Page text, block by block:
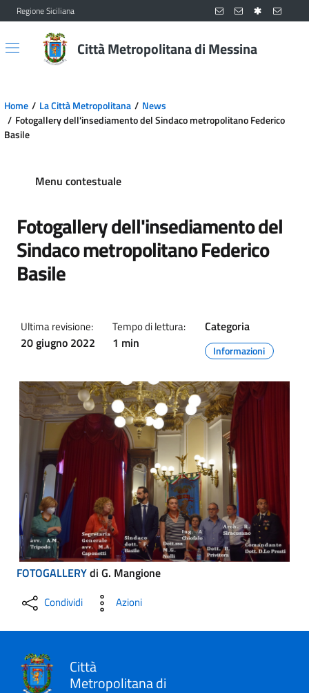
Vai al contenuto principale
Vai al menu principale
Regione Siciliana
Città Metropolitana di Messina
Home La Città Metropolitana
News
Fotogallery dell'insediamento del Sindaco metropolitano Federico
Basile
Menu contestuale
Fotogallery dell'insediamento del
Sindaco metropolitano Federico
Basile
Ultima revisione:
20 giugno 2022
Tempo di lettura:
1 min
Categoria
Informazioni
FOTOGALLERYdi G. Mangione
Condividi Azioni
Città
Metropolitana di